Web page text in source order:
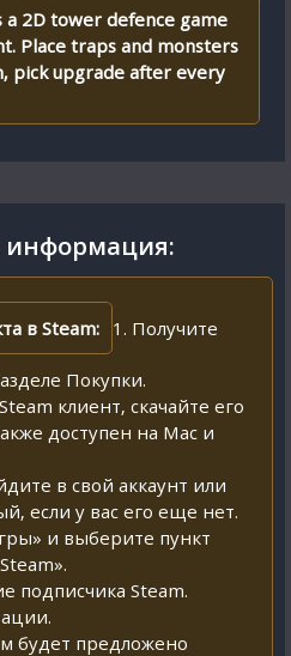
a 2D tower defence game
Place traps and monsters
pick upgrade after every
информация:
в Steam: 1. Получите
Покупки.
клиент, скачайте его
доступен на Mac и
в свой аккаунт или
если у вас его еще нет.
и выберите пункт
подписчика Steam.
будет предложено